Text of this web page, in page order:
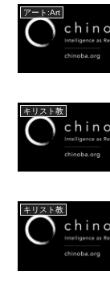
アート:Art
キリスト教
キリスト教